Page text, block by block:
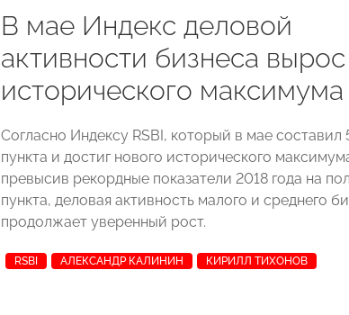
В мае Индекс деловой
активности бизнеса
исторического максимума
Согласно Индексу RSBI, который в мае составил
пункта и достиг нового исторического
превысив рекордные показатели 2018 года на
пункта, деловая активность малого и среднего
продолжает уверенный рост.
RSBI АЛЕКСАНДР КАЛИНИН КИРИЛЛ ТИХОНОВ